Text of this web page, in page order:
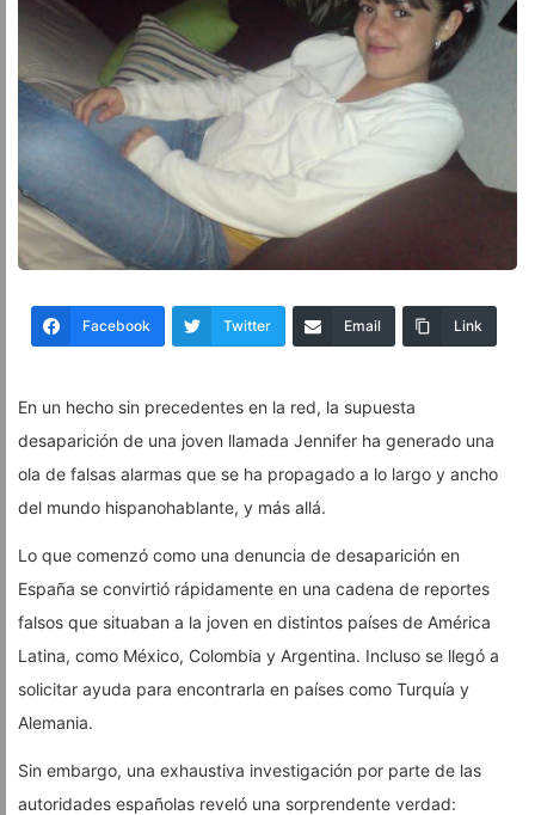
Facebook Twitter Email Link
En un hecho sin precedentes en la red, la supuesta
desaparición de una joven llamada Jennifer ha generado una
ola de falsas alarmas que se ha propagado a lo largo y ancho
del mundo hispanohablante, y más allá.
Lo que comenzó como una denuncia de desaparición en
España se convirtió rápidamente en una cadena de reportes
falsos que situaban a la joven en distintos países de América
Latina, como México, Colombia y Argentina. Incluso se llegó a
solicitar ayuda para encontrarla en países como Turquía y
Alemania.
Sin embargo, una exhaustiva investigación por parte de las
autoridades españolas reveló una sorprendente verdad: